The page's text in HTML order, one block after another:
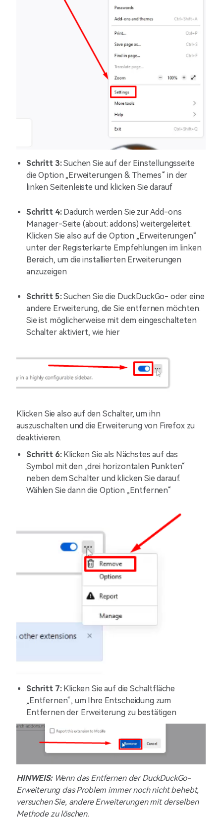
Schritt 3:Suchen Sie auf der Einstellungsseite
die Option „Erweiterungen & Themes“ in der
linken Seitenleiste und klicken Sie darauf
Schritt 4:Dadurch werden Sie zur Add-ons
Manager-Seite (about: addons) weitergeleitet.
Klicken Sie also auf die Option „Erweiterungen“
unter der Registerkarte Empfehlungen im linken
Bereich, um die installierten Erweiterungen
anzuzeigen
Schritt 5:Suchen Sie die DuckDuckGo- oder eine
andere Erweiterung, die Sie entfernen möchten.
Sie ist möglicherweise mit dem eingeschalteten
Schalter aktiviert, wie hier
Klicken Sie also auf den Schalter, um ihn
auszuschalten und die Erweiterung von Firefox zu
deaktivieren.
Schritt 6:Klicken Sie als Nächstes auf das
Symbol mit den „drei horizontalen Punkten“
neben dem Schalter und klicken Sie darauf.
Wählen Sie dann die Option „Entfernen“
Schritt 7:Klicken Sie auf die Schaltfläche
„Entfernen“, um Ihre Entscheidung zum
Entfernen der Erweiterung zu bestätigen
HINWEIS:Wenn das Entfernen der DuckDuckGo-
Erweiterung das Problem immer noch nicht behebt,
versuchen Sie, andere Erweiterungen mit derselben
Methode zu löschen.